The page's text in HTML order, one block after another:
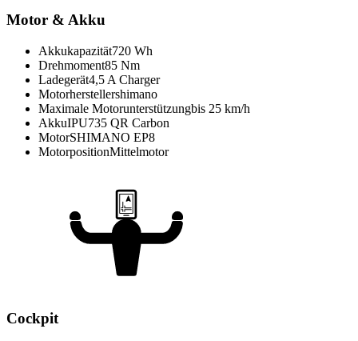
Motor & Akku
Akkukapazität720 Wh
Drehmoment85 Nm
Ladegerät4,5 A Charger
Motorherstellershimano
Maximale Motorunterstützungbis 25 km/h
AkkuIPU735 QR Carbon
MotorSHIMANO EP8
MotorpositionMittelmotor
Cockpit